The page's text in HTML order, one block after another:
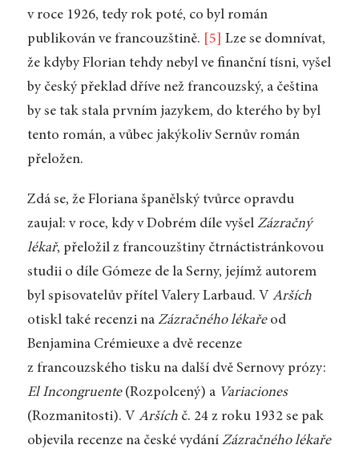
v roce 1926, tedy rok poté, co byl román
publikován ve francouzštině.
[5]
Lze se domnívat,
že kdyby Florian tehdy nebyl ve finanční tísni, vyšel
by český překlad dříve než francouzský, a čeština
by se tak stala prvním jazykem, do kterého by byl
tento román, a vůbec jakýkoliv Sernův román
přeložen.
Zdá se, že Floriana španělský tvůrce opravdu
zaujal: v roce, kdy v Dobrém díle vyšel Zázračný
lékař, přeložil z francouzštiny čtrnáctistránkovou
studii o díle Gómeze de la Serny, jejímž autorem
byl spisovatelův přítel Valery Larbaud. V Arších
otiskl také recenzi na Zázračného lékařeod
Benjamina Crémieuxe a dvě recenze
z francouzského tisku na další dvě Sernovy prózy:
El Incongruente(Rozpolcený) a Variaciones
(Rozmanitosti). V Aršíchč. 24 z roku 1932 se pak
objevila recenze na české vydání Zázračného lékaře